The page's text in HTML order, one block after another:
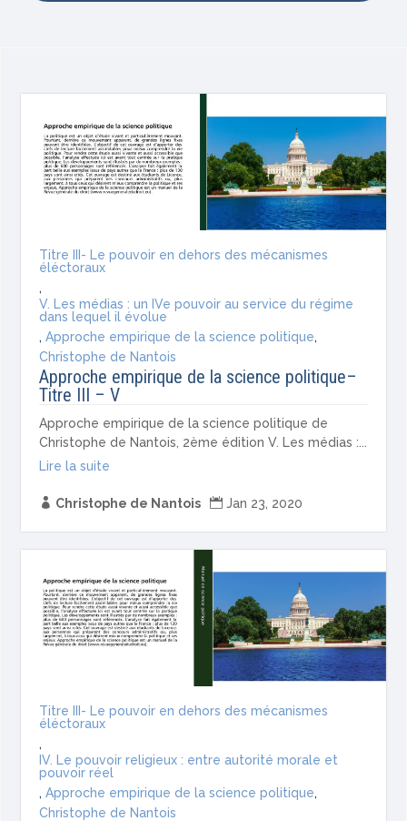
Titre III- Le pouvoir en dehors des mécanismes
éléctoraux
,
V. Les médias : un IVe pouvoir au service du régime
dans lequel il évolue
,Approche empirique de la science politique,
Christophe de Nantois
Approche empirique de la science politique–
Titre III – V
Approche empirique de la science politique de
Christophe de Nantois, 2ème édition V. Les médias :...
Lire la suite
 Christophe de Nantois  Jan 23, 2020
Titre III- Le pouvoir en dehors des mécanismes
éléctoraux
,
IV. Le pouvoir religieux : entre autorité morale et
pouvoir réel
,Approche empirique de la science politique,
Christophe de Nantois